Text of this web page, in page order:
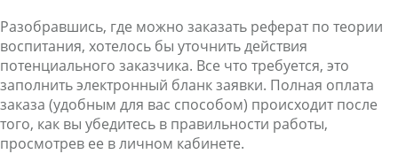
Разобравшись, где можно заказать реферат по теории
воспитания, хотелось бы уточнить действия
потенциального заказчика. Все что требуется, это
заполнить электронный бланк заявки. Полная оплата
заказа (удобным для вас способом) происходит после
того, как вы убедитесь в правильности работы,
просмотрев ее в личном кабинете.